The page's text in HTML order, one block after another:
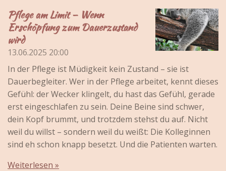
Pflege am Limit – Wenn
Erschöpfung zum Dauerzustand
wird
13.06.2025 20:00
In der Pflege ist Müdigkeit kein Zustand – sie ist
Dauerbegleiter. Wer in der Pflege arbeitet, kennt dieses
Gefühl: der Wecker klingelt, du hast das Gefühl, gerade
erst eingeschlafen zu sein. Deine Beine sind schwer,
dein Kopf brummt, und trotzdem stehst du auf. Nicht
weil du willst – sondern weil du weißt: Die Kolleginnen
sind eh schon knapp besetzt. Und die Patienten warten.
Weiterlesen »